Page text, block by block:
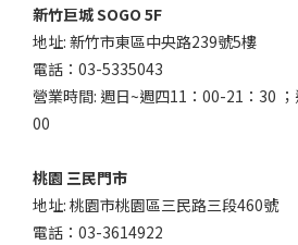
新竹巨城 SOGO 5F
地址: 新竹市東區中央路239號5樓
電話：03-5335043
營業時間: 週日~週四11：00-21：30
00
桃園 三民門市
地址: 桃園市桃園區三民路三段460號
電話：03-3614922